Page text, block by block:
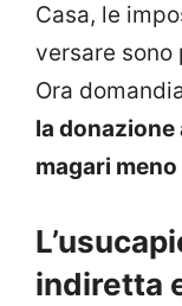
Casa, le
versare sono
Ora
la
magari
indiretta